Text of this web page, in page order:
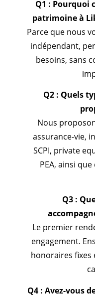
Q1 : Pourquoi
patrimoine à
Parce que nous
indépendant,
besoins, sans
Q2 : Quels
Nous
assurance-vie,
SCPI, private
PEA, ainsi
Q3 :
Le premier
engagement.
honoraires fixes
Q4 : Avez-vous